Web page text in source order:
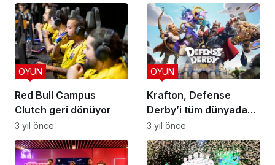
Red Bull Campus
Clutch geri dönüyor
OYUN
3 yıl önce
Krafton, Defense
Derby’i tüm dünyada
yayınladı
OYUN
3 yıl önce